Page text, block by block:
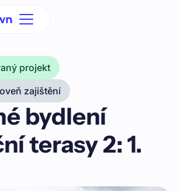
projekt
zajištění
bydlení
terasy 2: 1.